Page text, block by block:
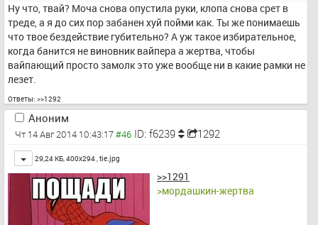
Ну что, твай? Моча снова опустила руки, клопа снова срет в
треде, а я до сих пор забанен хуй пойми как. Ты же понимаешь
что твое бездействие губительно? А уж такое избирательное,
когда банится не виновник вайпера а жертва, чтобы
вайпающий просто замолк это уже вообще ни в какие рамки не
лезет.
Ответы: >>1292
Аноним
Чт 14 Авг 2014 10:43:17 ID: f6239 1292
Toggle
29,24 КБ, 400x294 , tie.jpg
>>1291
>мордашкин-жертва